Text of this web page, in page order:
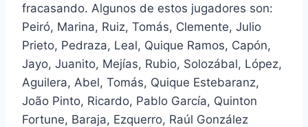
fracasando. Algunos de estos jugadores son:
Peiró, Marina, Ruiz, Tomás, Clemente, Julio
Prieto, Pedraza, Leal, Quique Ramos, Capón,
Jayo, Juanito, Mejías, Rubio, Solozábal, López,
Aguilera, Abel, Tomás, Quique Estebaranz,
João Pinto, Ricardo, Pablo García, Quinton
Fortune, Baraja, Ezquerro, Raúl González